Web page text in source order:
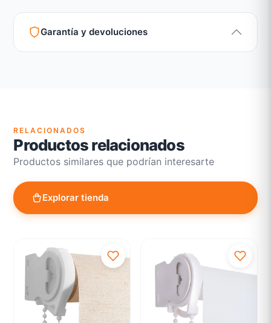
Garantía y devoluciones
RELACIONADOS
Productos relacionados
Productos similares que podrían interesarte
Explorar tienda